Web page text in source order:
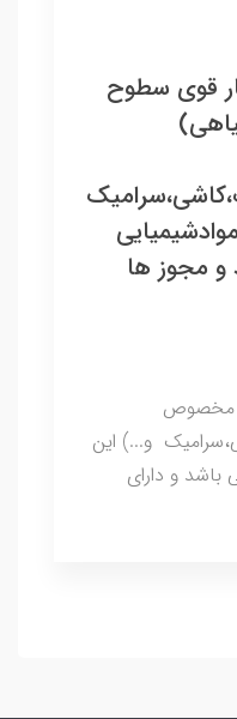
قوی سطوح
و مجوز ها
مخصوص
و...) این
باشد و دارای